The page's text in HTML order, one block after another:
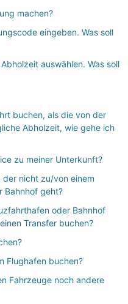
machen?
eingeben. Was soll
auswählen. Was soll
buchen, als die von der
Abholzeit, wie gehe ich
zu meiner Unterkunft?
der nicht zu/von einem
Bahnhof geht?
oder Bahnhof
Transfer buchen?
Flughafen buchen?
Fahrzeuge noch andere